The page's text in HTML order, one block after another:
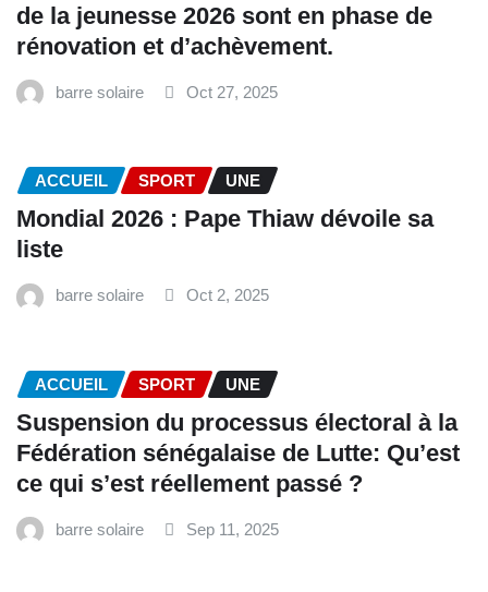
de la jeunesse 2026 sont en phase de
rénovation et d’achèvement.
barre solaire Oct 27, 2025
ACCUEIL SPORT UNE
Mondial 2026 : Pape Thiaw dévoile sa
liste
barre solaire Oct 2, 2025
ACCUEIL SPORT UNE
‎Suspension du processus électoral à la
Fédération sénégalaise de Lutte: Qu’est
ce qui s’est réellement passé ? ‎‎
barre solaire Sep 11, 2025